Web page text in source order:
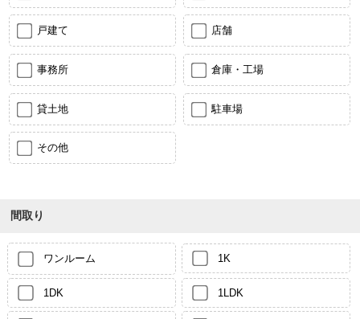
戸建て 店舗
事務所 倉庫・工場
貸土地 駐車場
その他
間取り
ワンルーム 1K
1DK 1LDK